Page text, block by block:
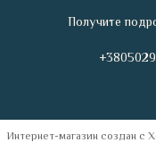
Получите
Интернет-магазин создан с